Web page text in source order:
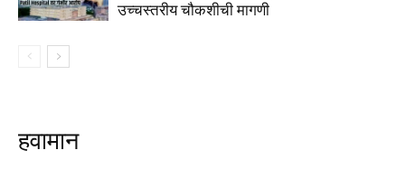
उच्चस्तरीय चौकशीची मागणी
हवामान